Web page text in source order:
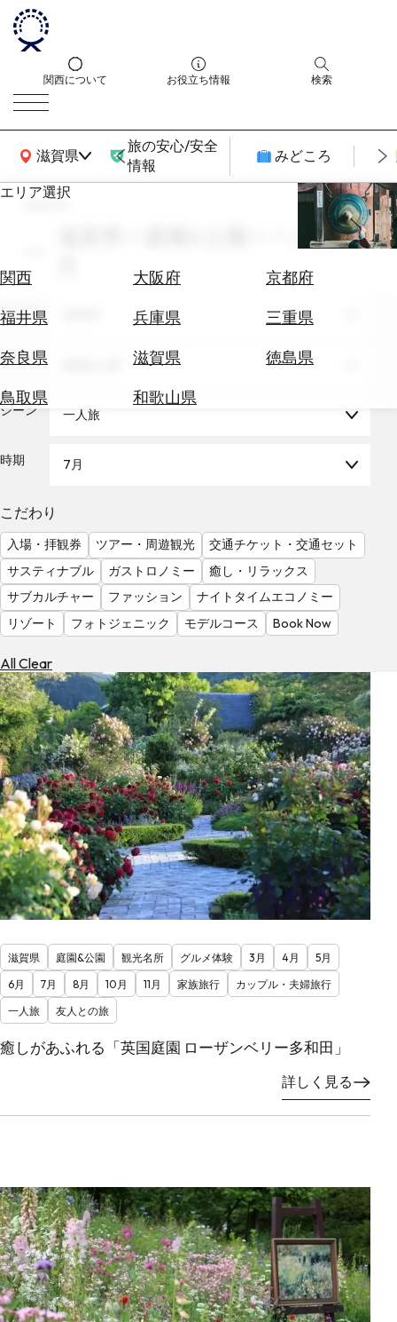
関西について お役立ち情報 検索
滋賀県
関西広域MAP
旅の安心/安全
情報
みどころ
エリア選択
関西 大阪府
京都府
福井県
兵庫県
三重県
奈良県
滋賀県
徳島県
鳥取県
和歌山県
エ
券
テ
を
る
気
を
見
る
search
滋賀県 × 庭園&公園 × 一人旅 × 7
エリア
テーマ
シーン 一人旅
時期 7月
こだわり
入場・拝観券 ツアー・周遊観光
交通チケット・交通セット
サスティナブル
ガストロノミー
癒し・リラックス
サブカルチャー
ファッション
ナイトタイムエコノミー
リゾート
フォトジェニック モデルコース Book Now
All Clear
滋賀県 庭園&公園 観光名所 グルメ体験 3月 4月
5月
6月
7月 8月 10月 11月 家族旅行
カップル・夫婦旅行
一人旅
友人との旅
癒しがあふれる「英国庭園 ローザンベリー多和田」
詳しく見る